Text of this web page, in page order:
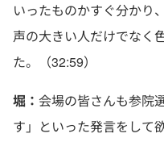
いったものかすぐ分かり
声の大きい人だけでなく
た。（32:59）
堀： 会場の皆さんも参院
す」といった発言をして